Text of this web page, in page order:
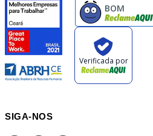
SIGA-NOS